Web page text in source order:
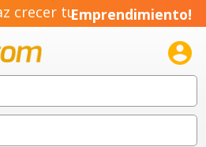
crecer tuEmprendimiento!
